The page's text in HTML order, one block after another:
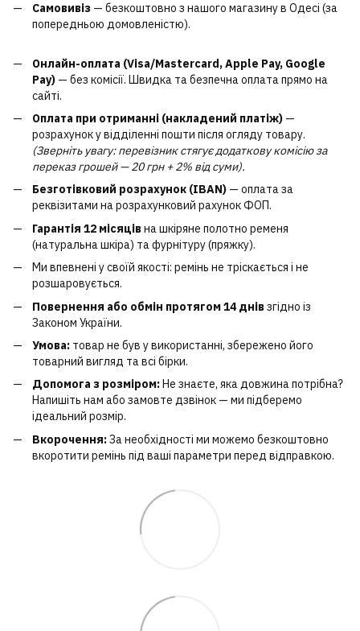
Самовивіз — безкоштовно з нашого магазину в Одесі (за
попередньою домовленістю).
Онлайн-оплата (Visa/Mastercard, Apple Pay, Google
Pay) — без комісії. Швидка та безпечна оплата прямо на
сайті.
Оплата при отриманні (накладений платіж) —
розрахунок у відділенні пошти після огляду товару.
(Зверніть увагу: перевізник стягує додаткову комісію за
переказ грошей — 20 грн + 2% від суми).
Безготівковий розрахунок (IBAN) — оплата за
реквізитами на розрахунковий рахунок ФОП.
Гарантія 12 місяцівна шкіряне полотно ременя
(натуральна шкіра) та фурнітуру (пряжку).
Ми впевнені у своїй якості: ремінь не тріскається і не
розшаровується.
Повернення або обмін протягом 14 днівзгідно із
Законом України.
Умова: товар не був у використанні, збережено його
товарний вигляд та всі бірки.
Допомога з розміром: Не знаєте, яка довжина потрібна?
Напишіть нам або замовте дзвінок — ми підберемо
ідеальний розмір.
Вкорочення:За необхідності ми можемо безкоштовно
вкоротити ремінь під ваші параметри перед відправкою.